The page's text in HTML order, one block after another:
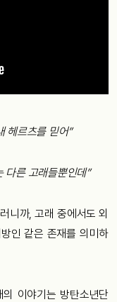
헤르츠를 믿어”
다른 고래들뿐인데”
니까, 고래 중에서도 외
인 같은 존재를 의미하
이야기는 방탄소년단